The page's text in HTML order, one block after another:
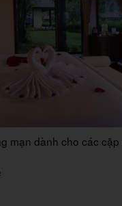
mạn dành cho các cặp